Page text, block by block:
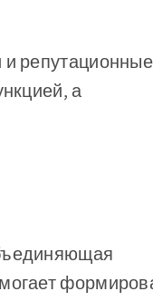
и репутационные
а